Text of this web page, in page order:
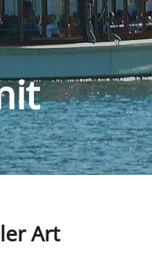
Art